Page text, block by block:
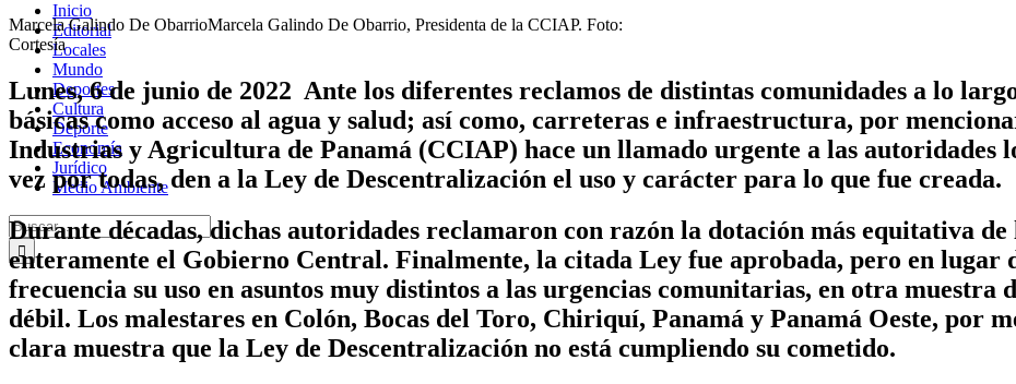
Inicio
Editorial
Locales
Mundo
Deportes
Cultura
Deporte
Economía
Jurídico
Medio Ambiente
Buscar:
Marcela Galindo De ObarrioMarcela Galindo De Obarrio, Presidenta de la CCIAP. Foto:
Cortesía
Lunes, 6 de junio de 2022 Ante los diferentes reclamos de distintas comunidades a lo
básicas como acceso al agua y salud; así como, carreteras e infraestructura, por
Industrias y Agricultura de Panamá (CCIAP) hace un llamado urgente a las autoridades
vez por todas, den a la Ley de Descentralización el uso y carácter para lo que fue creada.
Durante décadas, dichas autoridades reclamaron con razón la dotación más equitativa de
enteramente el Gobierno Central. Finalmente, la citada Ley fue aprobada, pero en lugar
frecuencia su uso en asuntos muy distintos a las urgencias comunitarias, en otra muestra
débil. Los malestares en Colón, Bocas del Toro, Chiriquí, Panamá y Panamá Oeste, por
clara muestra que la Ley de Descentralización no está cumpliendo su cometido.